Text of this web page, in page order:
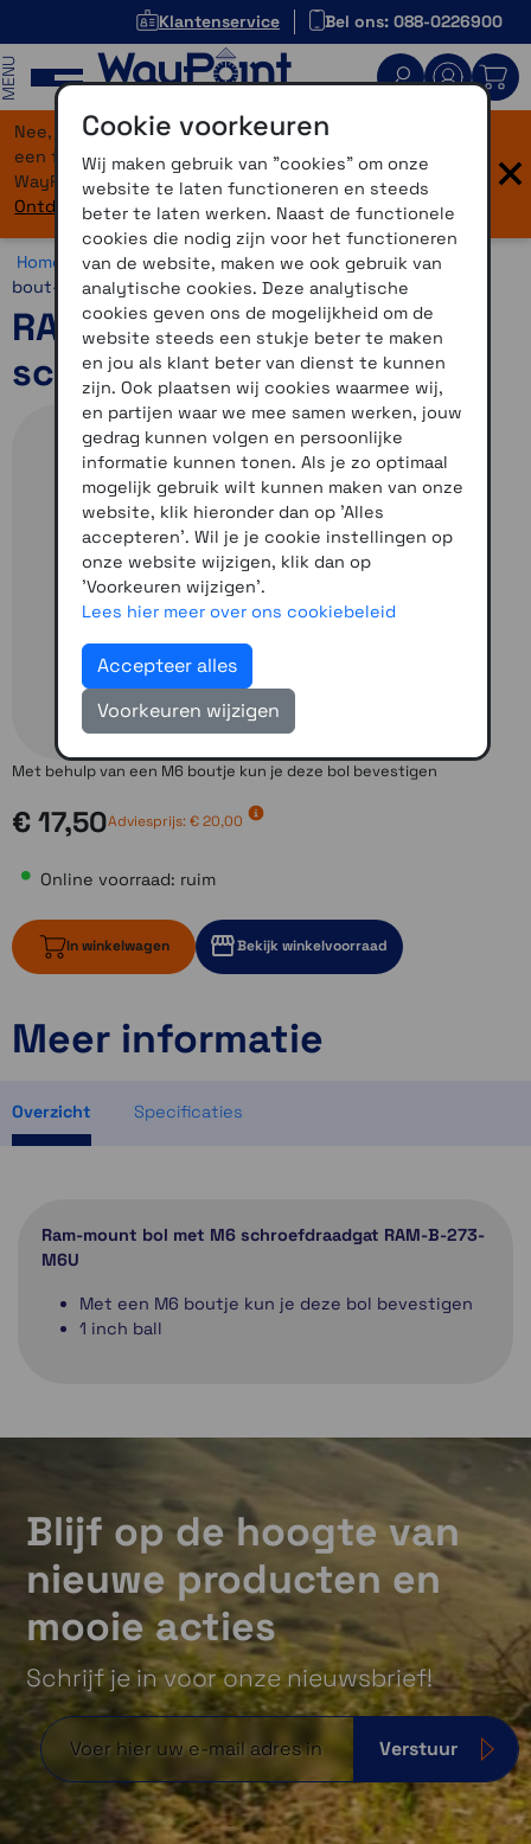
Klantenservice Bel ons: 088-0226900
Nee, je bent niet verdwaald! Onze website heeft
een flinke upgrade gekregen. Dezelfde vertrouwde
WayPoint-service, maar dan in een modern jasje.
Ontdek hier wat er allemaal nieuw is.
×
Home >Motor >Montage >RAM Mounts >Schroefbare
bout- en camerabevestigingen
RAM-Mount bol met M6
schroefdraadgat
Met behulp van een M6 boutje kun je deze bol bevestigen
€ 17,50Adviesprijs:€ 20,00
Online voorraad: ruim
In winkelwagen Bekijk winkelvoorraad
ruim op voorraad
3 op voorraad
Meer informatie
Overzicht Specificaties
Ram-mount bol met M6 schroefdraadgat RAM-B-273-
M6U
Met een M6 boutje kun je deze bol bevestigen
1 inch ball
Blijf op de hoogte van
nieuwe producten en
mooie acties
Schrijf je in voor onze nieuwsbrief!
Verstuur
Cookie voorkeuren
Wij maken gebruik van "cookies" om onze
website te laten functioneren en steeds
beter te laten werken. Naast de functionele
cookies die nodig zijn voor het functioneren
van de website, maken we ook gebruik van
analytische cookies. Deze analytische
cookies geven ons de mogelijkheid om de
website steeds een stukje beter te maken
en jou als klant beter van dienst te kunnen
zijn. Ook plaatsen wij cookies waarmee wij,
en partijen waar we mee samen werken, jouw
gedrag kunnen volgen en persoonlijke
informatie kunnen tonen. Als je zo optimaal
mogelijk gebruik wilt kunnen maken van onze
website, klik hieronder dan op 'Alles
accepteren'. Wil je je cookie instellingen op
onze website wijzigen, klik dan op
'Voorkeuren wijzigen'.
Lees hier meer over ons cookiebeleid
Accepteer alles
Voorkeuren wijzigen